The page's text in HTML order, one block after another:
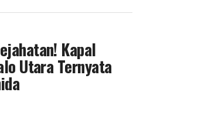
Kapal
Utara Ternyata